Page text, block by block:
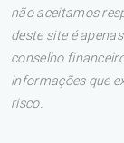
não aceitamos
deste site é
conselho
informações que
risco.